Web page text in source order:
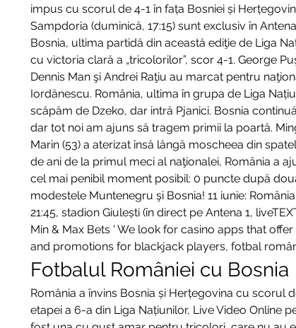
impus cu scorul de 4-1 în fața Bosniei și
Sampdoria (duminică, 17:15) sunt exclusiv în
Bosnia, ultima partidă din această ediţie de Liga
cu victoria clară a „tricolorilor”, scor 4-1. George
Dennis Man şi Andrei Raţiu au marcat pentru
Iordănescu. România, ultima în grupa de Liga
scăpăm de Dzeko, dar intră Pjanici. Bosnia
dar tot noi am ajuns să tragem primii la poartă.
Marin (53) a aterizat însă lângă moscheea din
de ani de la primul meci al naţionalei, România a
cel mai penibil moment posibil: 0 puncte după
modestele Muntenegru şi Bosnia! 11 iunie:
21:45, stadion Giulești (în direct pe Antena 1,
Min & Max Bets ' We look for casino apps that
and promotions for blackjack players, fotbal
Fotbalul României cu Bosnia
România a învins Bosnia și Herțegovina cu scorul
etapei a 6-a din Liga Națiunilor, Live Video Online